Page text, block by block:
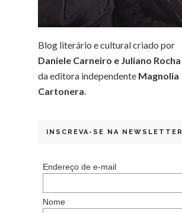
Blog literário e cultural criado por
Daniele Carneiro e Juliano Rocha
da editora independente Magnolia
Cartonera
INSCREVA-SE NA NEWSLETTER
Endereço de e-mail
Nome